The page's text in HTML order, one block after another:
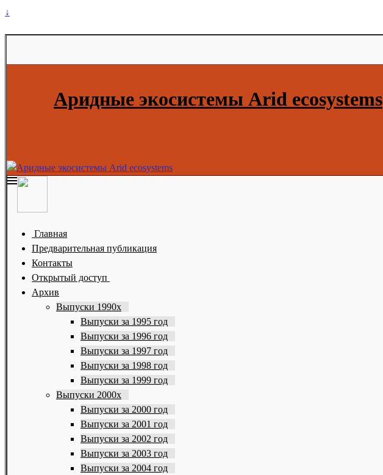
↓
Аридные экосистемы Arid ecosystems
Главная
Предварительная публикация
Контакты
Открытый доступ
Архив
Выпуски 1990х
Выпуски за 1995 год
Выпуски за 1996 год
Выпуски за 1997 год
Выпуски за 1998 год
Выпуски за 1999 год
Выпуски 2000х
Выпуски за 2000 год
Выпуски за 2001 год
Выпуски за 2002 год
Выпуски за 2003 год
Выпуски за 2004 год